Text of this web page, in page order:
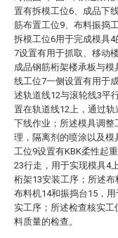
置有拆模工位6、成品下
筋布置工位9、布料振捣
拆模工位6用于完成模具
7设置有用于抓取、移动
成品钢筋桁架楼承板与
线工位7一侧设置有用于
述轨道线12与滚轮线3平
置在轨道线12上，通过
下线作业；所述模具调
理，隔离剂的喷涂以及
工位9设置有KBK柔性起
23行走，用于实现模具4
桁架13安装工序；所述
布料机14和振捣台15，
实工序；所述检查核实
料质量的检查。